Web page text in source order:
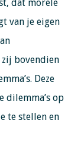
dat morele
van je eigen
bovendien
Deze
dilemma’s op
te stellen en